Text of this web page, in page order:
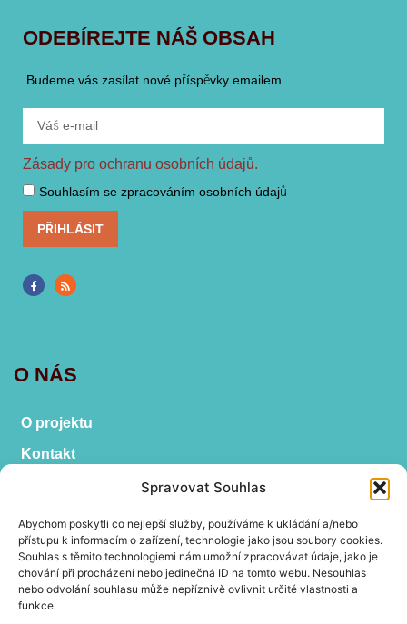
Spravovat Souhlas
Abychom poskytli co nejlepší služby, používáme k ukládání a/nebo
přístupu k informacím o zařízení, technologie jako jsou soubory cookies.
Souhlas s těmito technologiemi nám umožní zpracovávat údaje, jako je
chování při procházení nebo jedinečná ID na tomto webu. Nesouhlas
nebo odvolání souhlasu může nepříznivě ovlivnit určité vlastnosti a
funkce.
ODEBÍREJTE NÁŠ OBSAH
Budeme vás zasílat nové příspěvky emailem.
Zásady pro ochranu osobních údajů.
Souhlasím se zpracováním osobních údajů
PŘIHLÁSIT
O NÁS
O projektu
Kontakt
OBSAH PODLE ŠTÍTKŮ